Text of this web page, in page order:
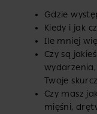
Gdzie
Kiedy i jak
Ile mniej
Czy są
Twoje
Czy masz
mięśni,